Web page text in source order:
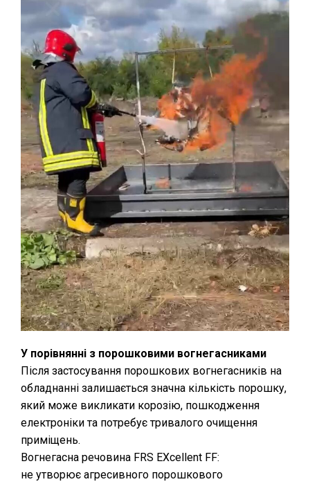
У порівнянні з порошковими вогнегасниками
Після застосування порошкових вогнегасників на
обладнанні залишається значна кількість порошку,
який може викликати корозію, пошкодження
електроніки та потребує тривалого очищення
приміщень.
Вогнегасна речовина FRS EXcellent FF:
не утворює агресивного порошкового